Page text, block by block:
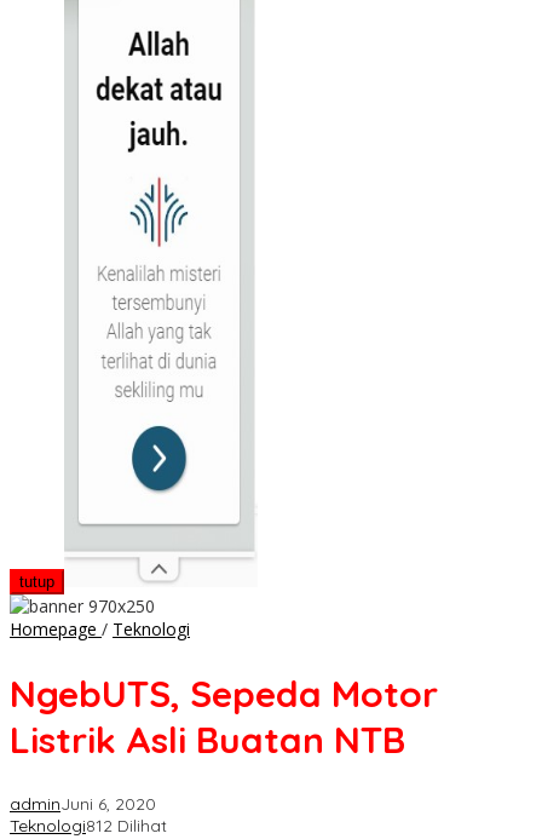
tutup
Homepage / Teknologi
Listrik
Buatan
NgebUTS, Sepeda Motor
Listrik Asli Buatan NTB
adminJuni 6, 2020
Teknologi812 Dilihat